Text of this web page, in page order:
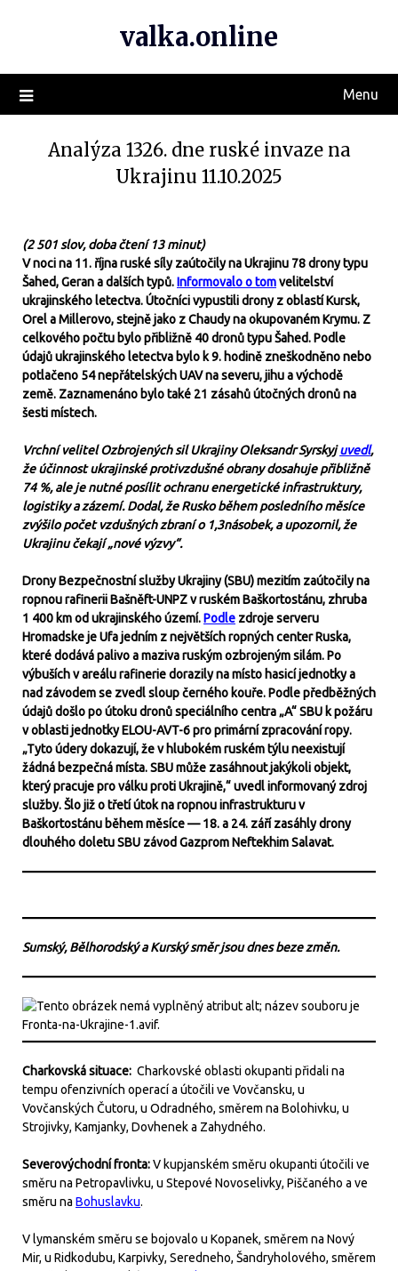
valka.online
Menu
Analýza 1326. dne ruské invaze na
Ukrajinu 11.10.2025
(2 501 slov, doba čtení 13 minut)
V noci na 11. října ruské síly zaútočily na Ukrajinu 78 drony typu
Šahed, Geran a dalších typů.Informovalo o tomvelitelství
ukrajinského letectva. Útočníci vypustili drony z oblastí Kursk,
Orel a Millerovo, stejně jako z Chaudy na okupovaném Krymu. Z
celkového počtu bylo přibližně 40 dronů typu Šahed. Podle
údajů ukrajinského letectva bylo k 9. hodině zneškodněno nebo
potlačeno 54 nepřátelských UAV na severu, jihu a východě
země. Zaznamenáno bylo také 21 zásahů útočných dronů na
šesti místech.
Vrchní velitel Ozbrojených sil Ukrajiny Oleksandr Syrskyjuvedl,
že účinnost ukrajinské protivzdušné obrany dosahuje přibližně
74 %, ale je nutné posílit ochranu energetické infrastruktury,
logistiky a zázemí. Dodal, že Rusko během posledního měsíce
zvýšilo počet vzdušných zbraní o 1,3násobek, a upozornil, že
Ukrajinu čekají „nové výzvy“.
Drony Bezpečnostní služby Ukrajiny (SBU) mezitím zaútočily na
ropnou rafinerii Bašněft-UNPZ v ruském Baškortostánu, zhruba
1 400 km od ukrajinského území.Podle zdroje serveru
Hromadske je Ufa jedním z největších ropných center Ruska,
které dodává palivo a maziva ruským ozbrojeným silám. Po
výbuších v areálu rafinerie dorazily na místo hasicí jednotky a
nad závodem se zvedl sloup černého kouře. Podle předběžných
údajů došlo po útoku dronů speciálního centra „A“ SBU k požáru
v oblasti jednotky ELOU-AVT-6 pro primární zpracování ropy.
„Tyto údery dokazují, že v hlubokém ruském týlu neexistují
žádná bezpečná místa. SBU může zasáhnout jakýkoli objekt,
který pracuje pro válku proti Ukrajině,“ uvedl informovaný zdroj
služby. Šlo již o třetí útok na ropnou infrastrukturu v
Baškortostánu během měsíce — 18. a 24. září zasáhly drony
dlouhého doletu SBU závod Gazprom Neftekhim Salavat.
Sumský, Bělhorodský a Kurský směr jsou dnes beze změn.
Charkovská situace: Charkovské oblasti okupanti přidali na
tempu ofenzivních operací a útočili ve Vovčansku, u
Vovčanských Čutoru, u Odradného, směrem na Bolohivku, u
Strojivky, Kamjanky, Dovhenek a Zahydného.
Severovýchodní fronta:V kupjanském směru okupanti útočili ve
směru na Petropavlivku, u Stepové Novoselivky, Piščaného a ve
směru na Bohuslavku.
V lymanském směru se bojovalo u Kopanek, směrem na Nový
Mir, u Ridkodubu, Karpivky, Seredneho, Šandryholového, směrem